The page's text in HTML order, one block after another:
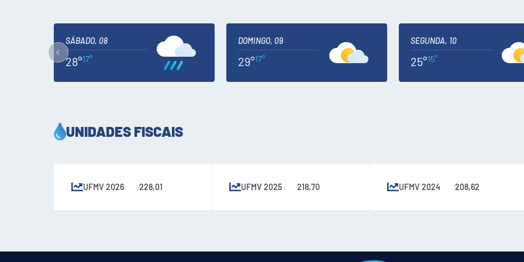
SÁBADO, 08
28°17°
DOMINGO, 09
29°17°
SEGUNDA, 10
25°15°
UNIDADES FISCAIS
UFMV 2026 228,01 UFMV 2025 218,70 UFMV 2024 208,62